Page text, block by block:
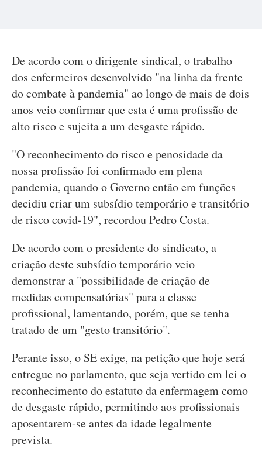
De acordo com o dirigente sindical, o trabalho
dos enfermeiros desenvolvido "na linha da frente
do combate à pandemia" ao longo de mais de dois
anos veio confirmar que esta é uma profissão de
alto risco e sujeita a um desgaste rápido.
"O reconhecimento do risco e penosidade da
nossa profissão foi confirmado em plena
pandemia, quando o Governo então em funções
decidiu criar um subsídio temporário e transitório
de risco covid-19", recordou Pedro Costa.
De acordo com o presidente do sindicato, a
criação deste subsídio temporário veio
demonstrar a "possibilidade de criação de
medidas compensatórias" para a classe
profissional, lamentando, porém, que se tenha
tratado de um "gesto transitório".
Perante isso, o SE exige, na petição que hoje será
entregue no parlamento, que seja vertido em lei o
reconhecimento do estatuto da enfermagem como
de desgaste rápido, permitindo aos profissionais
aposentarem-se antes da idade legalmente
prevista.